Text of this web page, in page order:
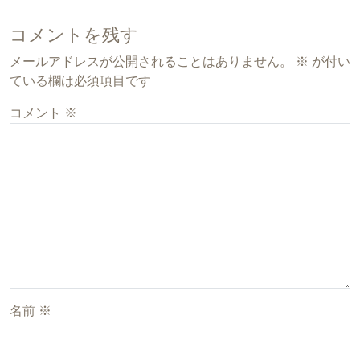
コメントを残す
メールアドレスが公開されることはありません。 ※ が付い
ている欄は必須項目です
コメント ※
名前 ※